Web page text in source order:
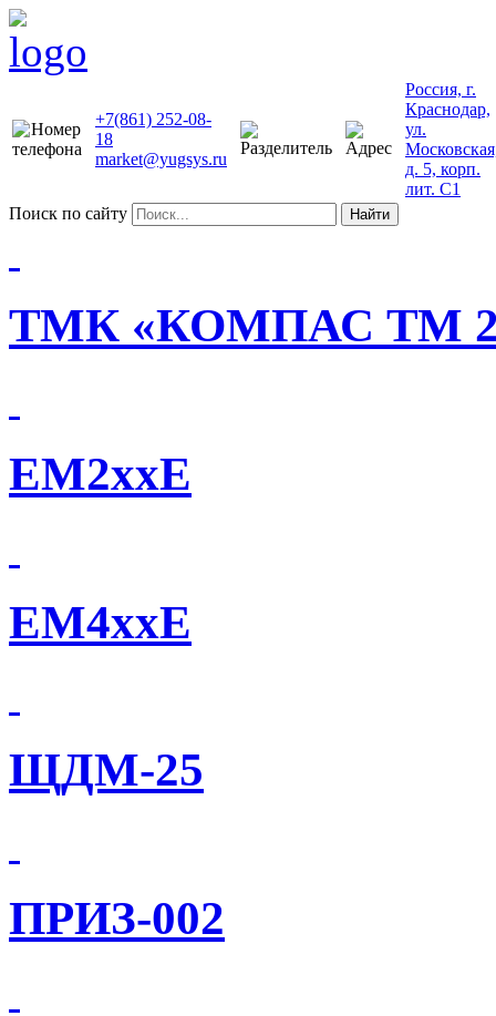
+7(861) 252-08-
18
market@yugsys.ru
Россия, г.
Краснодар,
ул.
д. 5, корп.
лит. С1
Поиск по сайту
Найти
ТМК «КОМПАС ТМ
EM2xxE
EM4xxE
ЩДМ-25
ПРИЗ-002